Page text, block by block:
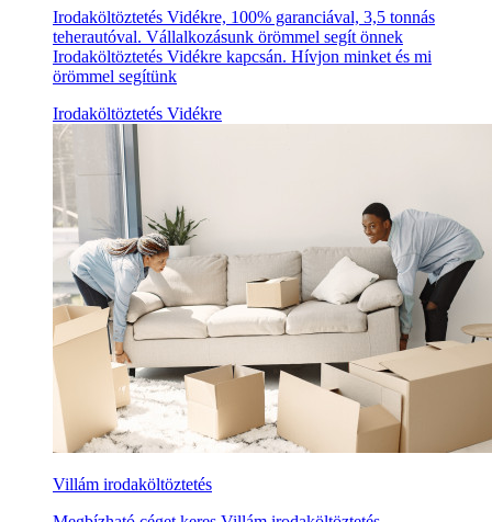
Irodaköltöztetés Vidékre, 100% garanciával, 3,5 tonnás
teherautóval. Vállalkozásunk örömmel segít önnek
Irodaköltöztetés Vidékre kapcsán. Hívjon minket és mi
örömmel segítünk
Irodaköltöztetés Vidékre
Villám irodaköltöztetés